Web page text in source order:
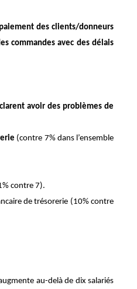
des clients/donneurs
commandes avec des délais
avoir des problèmes de
(contre 7% dans l’ensemble
contre 7).
de trésorerie (10% contre
au-delà de dix salariés